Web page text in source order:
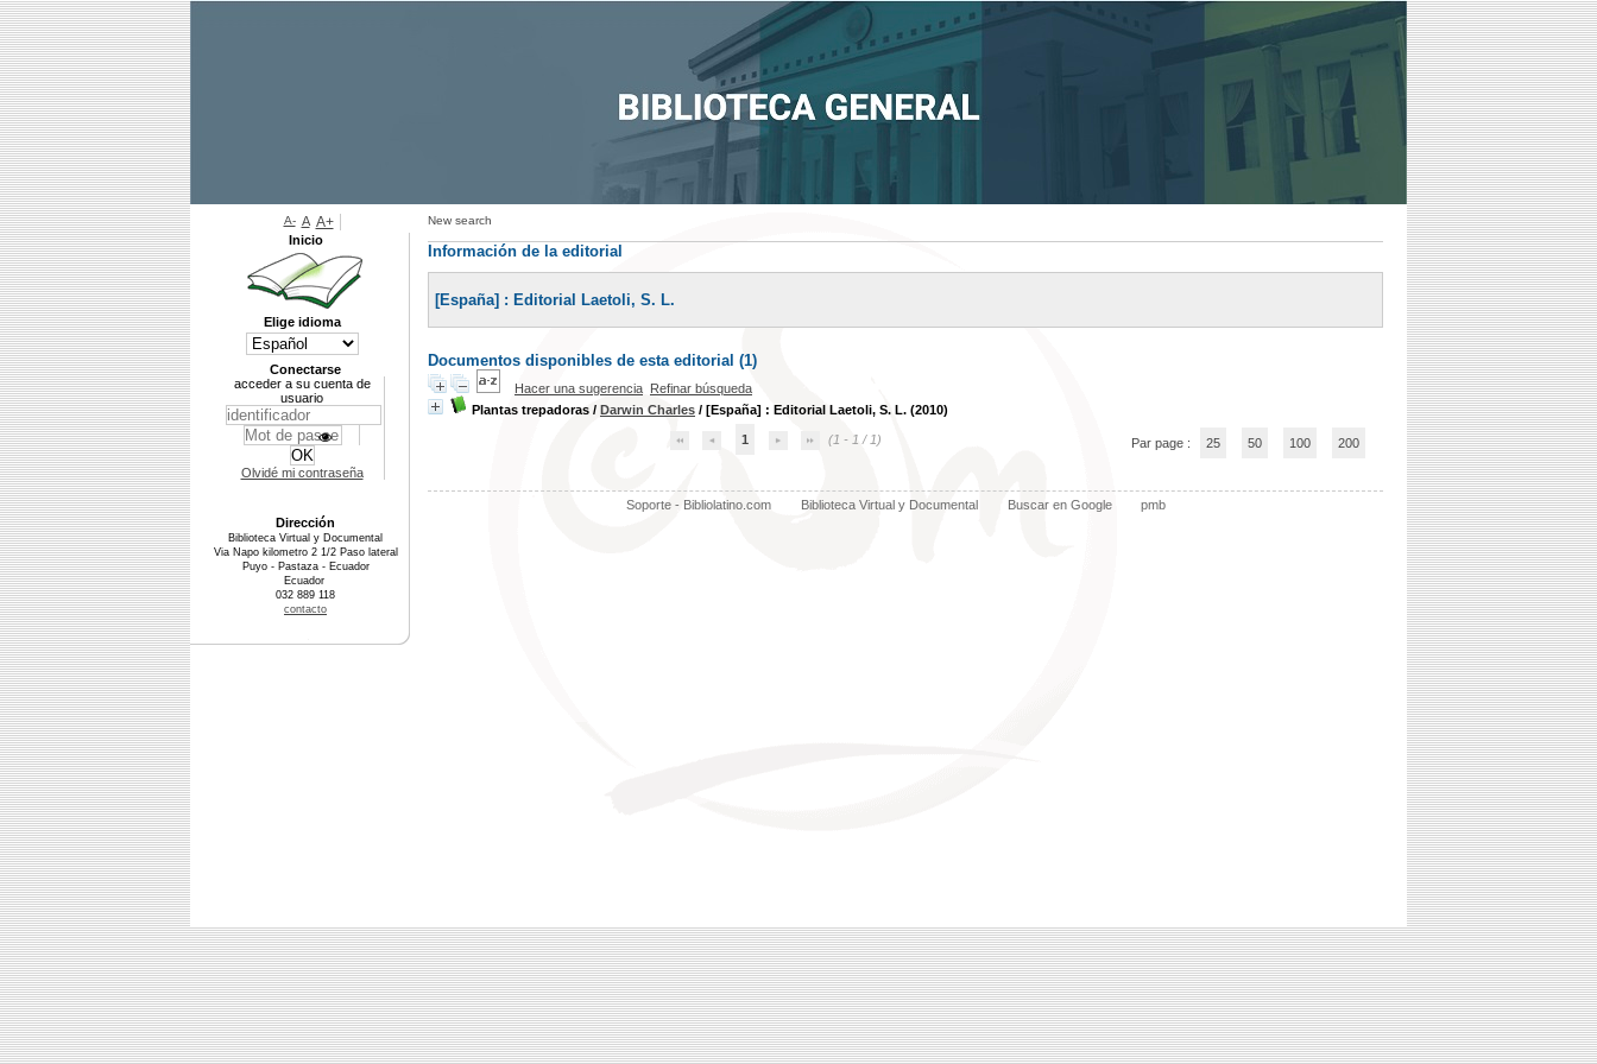
New search
Información de la editorial
[España] : Editorial Laetoli, S. L.
Documentos disponibles de esta editorial (1)
Hacer una sugerencia Refinar búsqueda
Plantas trepadoras / Darwin Charles / [España] : Editorial Laetoli, S. L. (2010)
1 (1 - 1 / 1) Par page : 25 50 100 200
Soporte - Bibliolatino.com Biblioteca Virtual y Documental Buscar en Google pmb
A- A A+
Inicio
Elige idioma
Conectarse
acceder a su cuenta de
usuario
Olvidé mi contraseña
Dirección
Biblioteca Virtual y Documental
Via Napo kilometro 2 1/2 Paso lateral
Puyo - Pastaza - Ecuador
Ecuador
032 889 118
contacto